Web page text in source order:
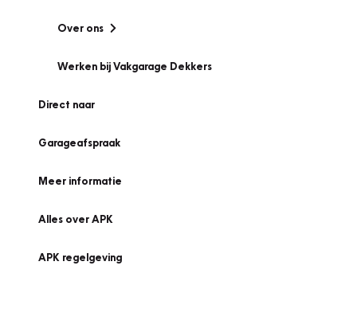
Over ons
Werken bij Vakgarage Dekkers
Direct naar
Garageafspraak
Meer informatie
Alles over APK
APK regelgeving